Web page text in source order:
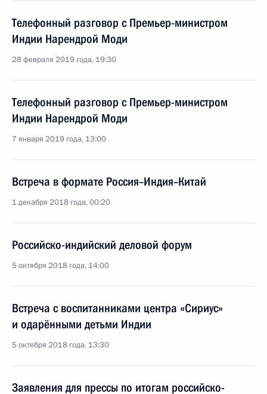
Телефонный разговор с Премьер-министром
Индии Нарендрой Моди
28 февраля 2019 года, 19:30
Телефонный разговор с Премьер-министром
Индии Нарендрой Моди
7 января 2019 года, 13:00
Встреча в формате Россия–Индия–Китай
1 декабря 2018 года, 00:20
Российско-индийский деловой форум
5 октября 2018 года, 14:00
Встреча с воспитанниками центра «Сириус»
и одарёнными детьми Индии
5 октября 2018 года, 13:30
Заявления для прессы по итогам российско-